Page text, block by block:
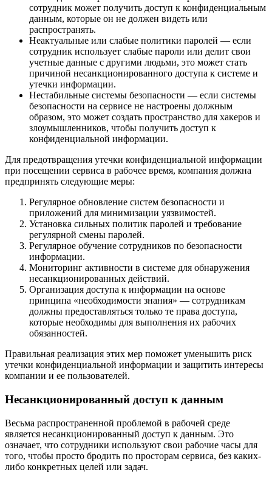
сотрудник может получить доступ к конфиденциальным
данным, которые он не должен видеть или
распространять.
Неактуальные или слабые политики паролей — если
сотрудник использует слабые пароли или делит свои
учетные данные с другими людьми, это может стать
причиной несанкционированного доступа к системе и
утечки информации.
Нестабильные системы безопасности — если системы
безопасности на сервисе не настроены должным
образом, это может создать пространство для хакеров и
злоумышленников, чтобы получить доступ к
конфиденциальной информации.
Для предотвращения утечки конфиденциальной информации
при посещении сервиса в рабочее время, компания должна
предпринять следующие меры:
Регулярное обновление систем безопасности и
приложений для минимизации уязвимостей.
Установка сильных политик паролей и требование
регулярной смены паролей.
Регулярное обучение сотрудников по безопасности
информации.
Мониторинг активности в системе для обнаружения
несанкционированных действий.
Организация доступа к информации на основе
принципа «необходимости знания» — сотрудникам
должны предоставляться только те права доступа,
которые необходимы для выполнения их рабочих
обязанностей.
Правильная реализация этих мер поможет уменьшить риск
утечки конфиденциальной информации и защитить интересы
компании и ее пользователей.
Несанкционированный доступ к данным
Весьма распространенной проблемой в рабочей среде
является несанкционированный доступ к данным. Это
означает, что сотрудники используют свои рабочие часы для
того, чтобы просто бродить по просторам сервиса, без каких-
либо конкретных целей или задач.